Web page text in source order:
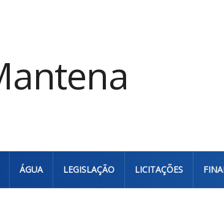
ÁGUA LEGISLAÇÃO LICITAÇÕES